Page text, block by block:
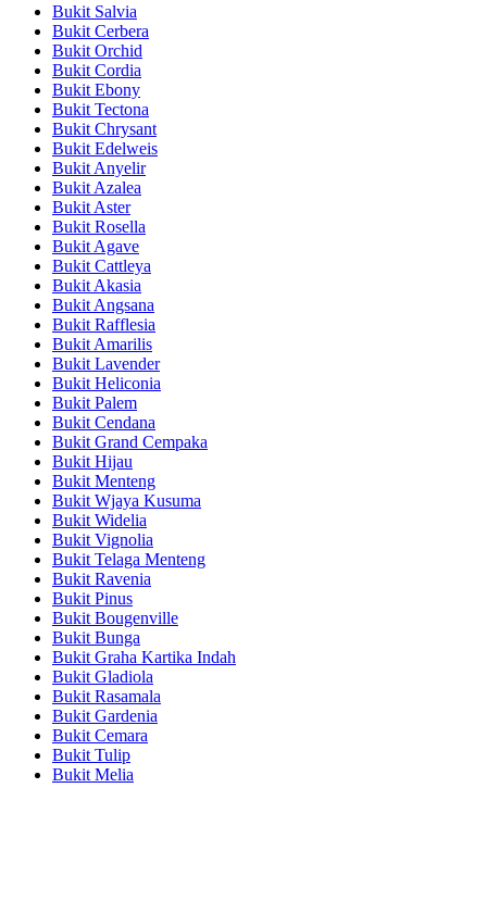
Bukit Salvia
Bukit Cerbera
Bukit Orchid
Bukit Cordia
Bukit Ebony
Bukit Tectona
Bukit Chrysant
Bukit Edelweis
Bukit Anyelir
Bukit Azalea
Bukit Aster
Bukit Rosella
Bukit Agave
Bukit Cattleya
Bukit Akasia
Bukit Angsana
Bukit Rafflesia
Bukit Amarilis
Bukit Lavender
Bukit Heliconia
Bukit Palem
Bukit Cendana
Bukit Grand Cempaka
Bukit Hijau
Bukit Menteng
Bukit Wjaya Kusuma
Bukit Widelia
Bukit Vignolia
Bukit Telaga Menteng
Bukit Ravenia
Bukit Pinus
Bukit Bougenville
Bukit Bunga
Bukit Graha Kartika Indah
Bukit Gladiola
Bukit Rasamala
Bukit Gardenia
Bukit Cemara
Bukit Tulip
Bukit Melia